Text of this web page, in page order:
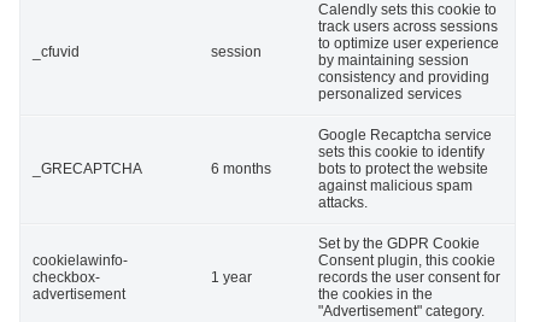
_cfuvid session
Calendly sets this cookie to
track users across sessions
to optimize user experience
by maintaining session
consistency and providing
personalized services
_GRECAPTCHA 6 months
Google Recaptcha service
sets this cookie to identify
bots to protect the website
against malicious spam
attacks.
cookielawinfo-
checkbox-
advertisement
1 year
Set by the GDPR Cookie
Consent plugin, this cookie
records the user consent for
the cookies in the
"Advertisement" category.